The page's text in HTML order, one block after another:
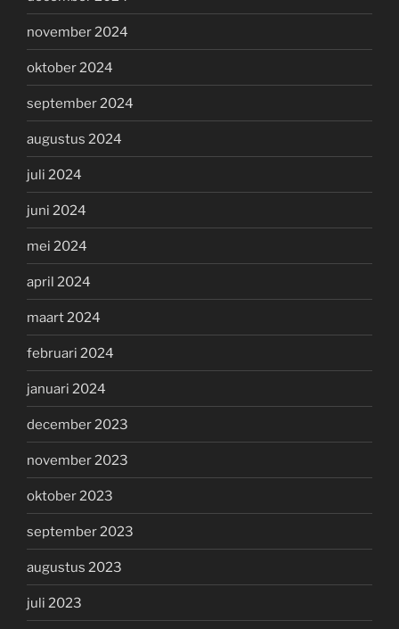
november 2024
oktober 2024
september 2024
augustus 2024
juli 2024
juni 2024
mei 2024
april 2024
maart 2024
februari 2024
januari 2024
december 2023
november 2023
oktober 2023
september 2023
augustus 2023
juli 2023